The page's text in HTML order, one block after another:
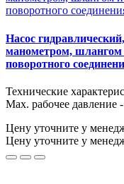
Насос
манометром, шлангом
поворотного
Технические
Max. рабочее
Цену уточните у
Цену уточните у